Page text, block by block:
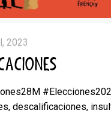
2023
descalificaciones,